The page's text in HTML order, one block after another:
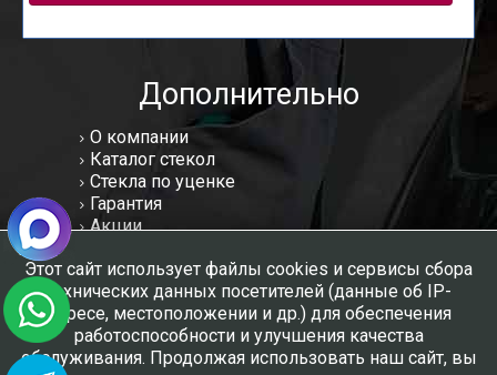
Дополнительно
О компании
Каталог стекол
Стекла по уценке
Гарантия
Акции
Отзывы
Вакансии
Контакты
Мы в соцсетях:
Этот сайт использует файлы cookies и сервисы сбора
технических данных посетителей (данные об IP-
адресе, местоположении и др.) для обеспечения
работоспособности и улучшения качества
обслуживания. Продолжая использовать наш сайт, вы